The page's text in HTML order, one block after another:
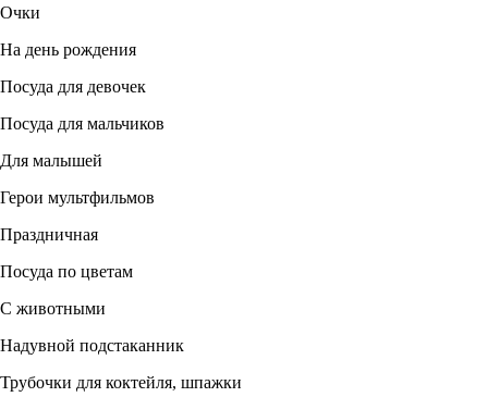
Очки
На день рождения
Посуда для девочек
Посуда для мальчиков
Для малышей
Герои мультфильмов
Праздничная
Посуда по цветам
С животными
Надувной подстаканник
Трубочки для коктейля, шпажки